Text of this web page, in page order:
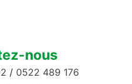
nous
/ 0522 489 176